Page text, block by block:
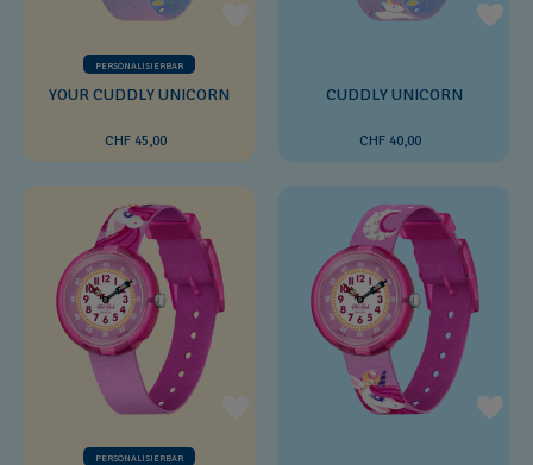
PERSONALISIERBAR
YOUR CUDDLY UNICORN
CHF 45,00
CUDDLY UNICORN
CHF 40,00
PERSONALISIERBAR